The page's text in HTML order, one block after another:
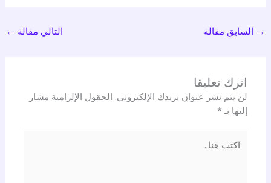
→ السابق مقالة التالي مقالة ←
اترك تعليقا
لن يتم نشر عنوان بريدك الإلكتروني. الحقول الإلزامية مشار
إليها بـ*
هنا..